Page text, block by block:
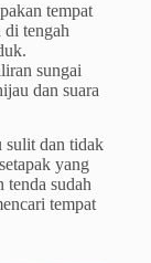
tempat
tengah
sungai
dan suara
sulit dan tidak
yang
sudah
tempat